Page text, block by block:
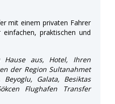
mit einem privaten Fahrer
praktischen und
aus, Hotel, Ihren
der Region Sultanahmet
Galata, Besiktas
Flughafen Transfer